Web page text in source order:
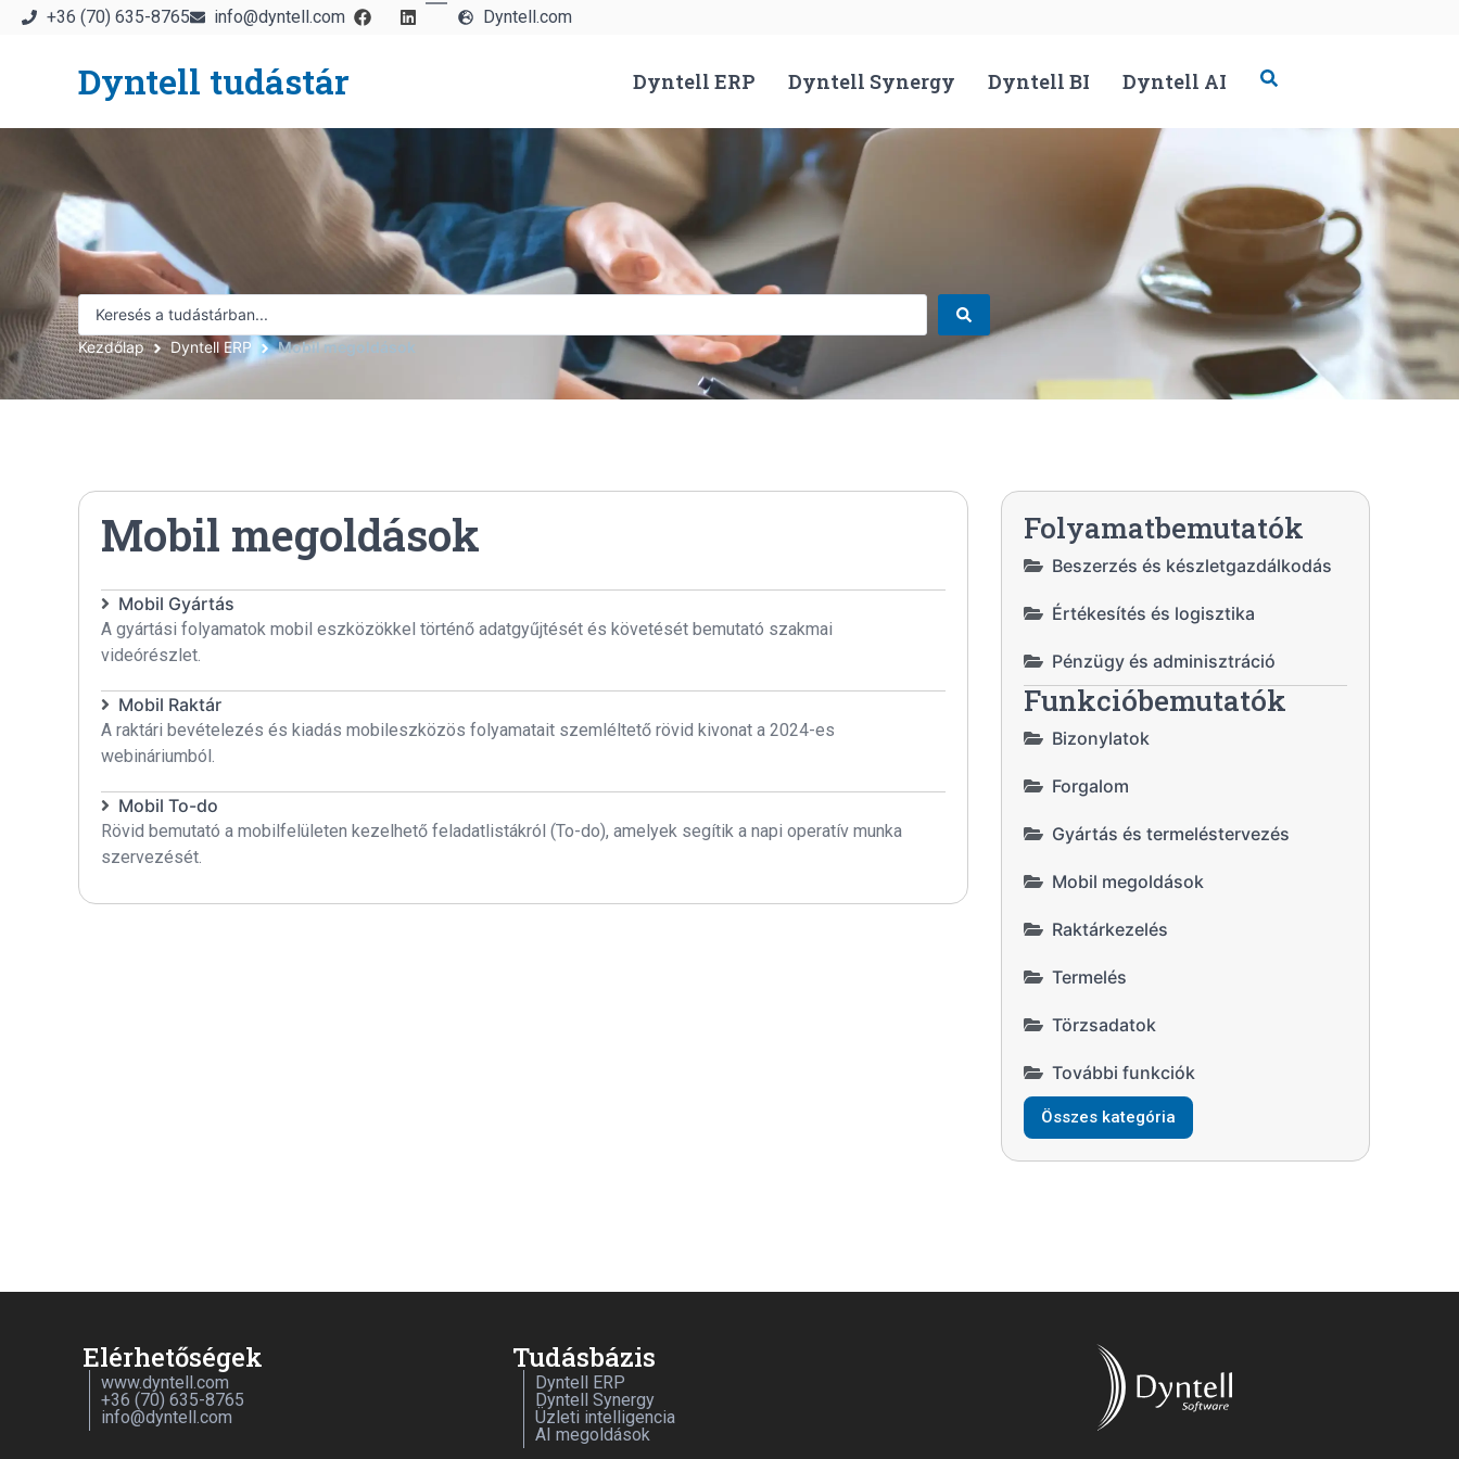
+36 (70) 635-8765 info@dyntell.com Dyntell.com
Dyntell tudástár Dyntell ERP Dyntell Synergy Dyntell BI Dyntell AI
Kezdőlap Dyntell ERP Mobil megoldások
Mobil megoldások
Mobil Gyártás
A gyártási folyamatok mobil eszközökkel történő adatgyűjtését és követését bemutató szakmai
videórészlet.
Mobil Raktár
A raktári bevételezés és kiadás mobileszközös folyamatait szemléltető rövid kivonat a 2024-es
webináriumból.
Mobil To-do
Rövid bemutató a mobilfelületen kezelhető feladatlistákról (To-do), amelyek segítik a napi operatív munka
szervezését.
Folyamatbemutatók
Beszerzés és készletgazdálkodás
Értékesítés és logisztika
Pénzügy és adminisztráció
Funkcióbemutatók
Bizonylatok
Forgalom
Gyártás és termeléstervezés
Mobil megoldások
Raktárkezelés
Termelés
Törzsadatok
További funkciók
Összes kategória
Elérhetőségek
www.dyntell.com
+36 (70) 635-8765
info@dyntell.com
Tudásbázis
Dyntell ERP
Dyntell Synergy
Üzleti intelligencia
AI megoldások